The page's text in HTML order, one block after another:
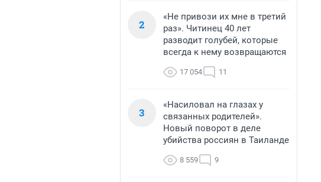
2
«Не привози их мне в третий
раз». Читинец 40 лет
разводит голубей, которые
всегда к нему возвращаются
17 054 11
3
«Насиловал на глазах у
связанных родителей».
Новый поворот в деле
убийства россиян в Таиланде
8 559 9